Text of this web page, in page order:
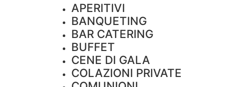
APERITIVI
BANQUETING
BAR CATERING
BUFFET
CENE DI GALA
COLAZIONI PRIVATE